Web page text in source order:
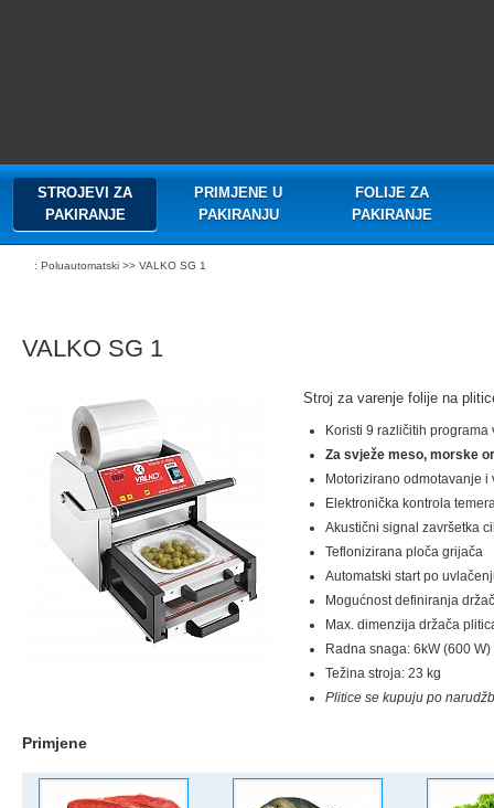
STROJEVI ZA
PAKIRANJE
PRIMJENE U
PAKIRANJU
FOLIJE ZA
PAKIRANJE
: Poluautomatski >> VALKO SG 1
VALKO SG 1
Stroj za varenje folije na
Koristi 9 različitih programa
Za svježe meso, morske
Motorizirano odmotavanje i
Elektronička kontrola
Akustični signal završetka
Teflonizirana ploča grijača
Automatski start po
Mogućnost definiranja
Max. dimenzija držača
Radna snaga: 6kW (600
Težina stroja: 23 kg
Plitice se kupuju po
Primjene